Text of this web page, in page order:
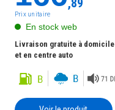
,89
Prix unitaire
En stock web
Livraison gratuite à domicile
et en centre auto